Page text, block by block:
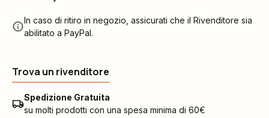
In caso di ritiro in negozio, assicurati che il Rivenditore sia
abilitato a PayPal.
Trova un rivenditore
Spedizione Gratuita
su molti prodotti con una spesa minima di 60€